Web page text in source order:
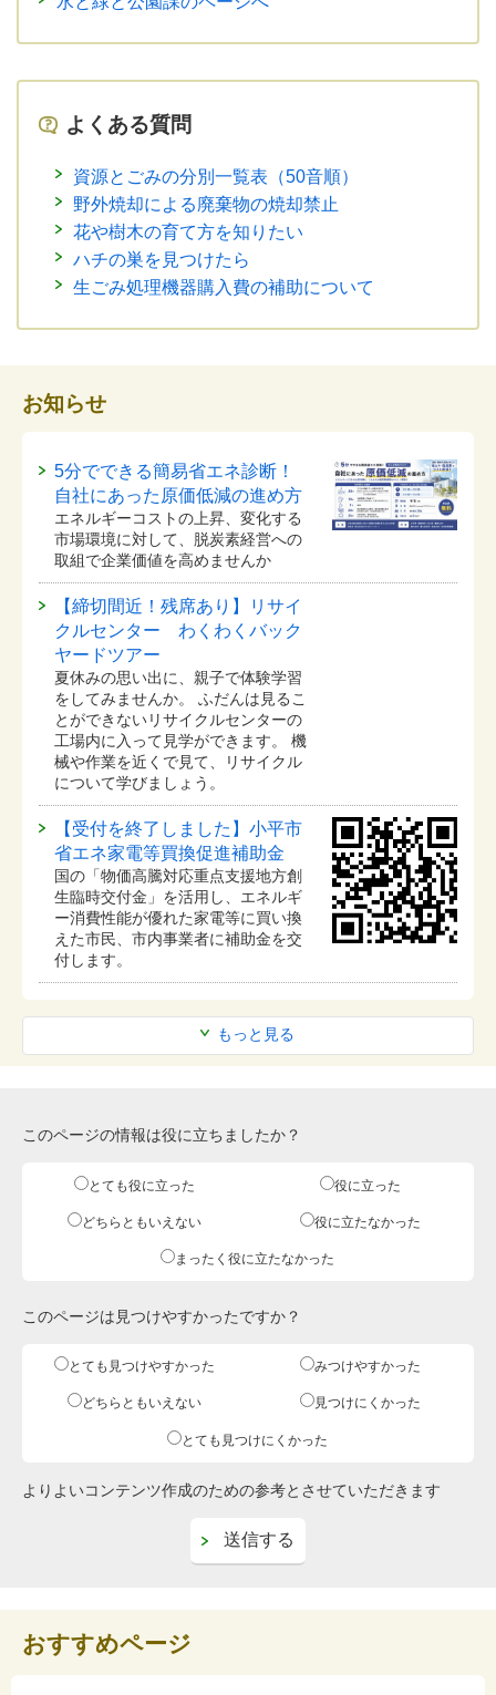
よくある質問
資源とごみの分別一覧表（50音順）
野外焼却による廃棄物の焼却禁止
花や樹木の育て方を知りたい
ハチの巣を見つけたら
生ごみ処理機器購入費の補助について
お知らせ
もっと見る
5分でできる簡易省エネ診断！
自社にあった原価低減の進め方
エネルギーコストの上昇、変化する
市場環境に対して、脱炭素経営への
取組で企業価値を高めませんか
【締切間近！残席あり】リサイ
クルセンター わくわくバック
ヤードツアー
夏休みの思い出に、親子で体験学習
をしてみませんか。 ふだんは見るこ
とができないリサイクルセンターの
工場内に入って見学ができます。 機
械や作業を近くで見て、リサイクル
について学びましょう。
【受付を終了しました】小平市
省エネ家電等買換促進補助金
国の「物価高騰対応重点支援地方創
生臨時交付金」を活用し、エネルギ
ー消費性能が優れた家電等に買い換
えた市民、市内事業者に補助金を交
付します。
このページの情報は役に立ちましたか？
とても役に立った 役に立った
どちらともいえない 役に立たなかった
まったく役に立たなかった
このページは見つけやすかったですか？
とても見つけやすかった みつけやすかった
どちらともいえない 見つけにくかった
とても見つけにくかった
よりよいコンテンツ作成のための参考とさせていただきます
おすすめページ